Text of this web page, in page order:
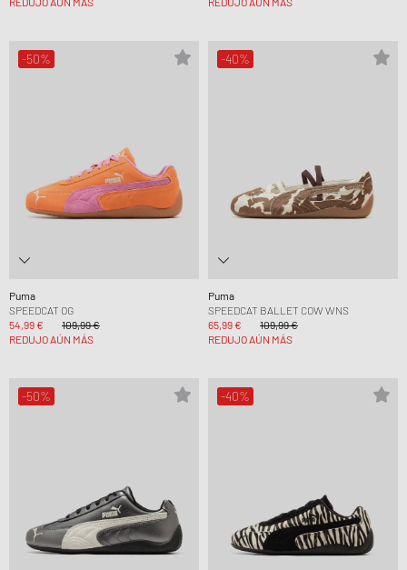
-50%
Puma
SPEEDCAT OG
54,99 €
109,99 €
REDUJO AÚN MÁS
-40%
Puma
SPEEDCAT BALLET COW WNS
65,99 €
109,99 €
REDUJO AÚN MÁS
-50% -40%